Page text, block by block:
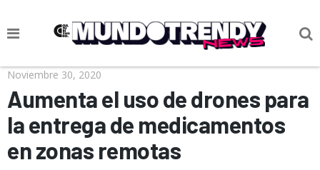
NOTICIAS
CULTURA POP
CIENCIA Y TECNOLOGÍA
VIDA
Noviembre 30, 2020
Aumenta el uso de drones para
la entrega de medicamentos
en zonas remotas